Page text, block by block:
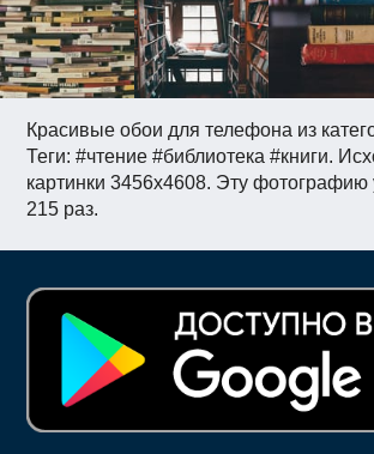
Красивые обои для телефона из
Теги: #чтение #библиотека #книги.
картинки 3456x4608. Эту фотографию
215 раз.